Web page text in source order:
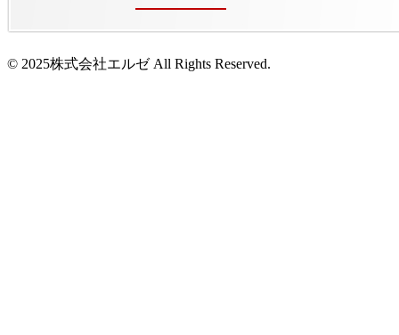
© 2025株式会社エルゼ All Rights Reserved.